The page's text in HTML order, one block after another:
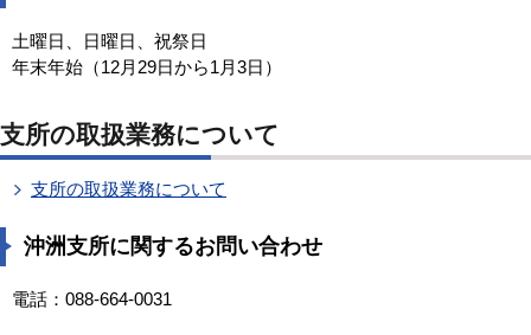
土曜日、日曜日、祝祭日
年末年始（12月29日から1月3日）
支所の取扱業務について
支所の取扱業務について
沖洲支所に関するお問い合わせ
電話：088-664-0031